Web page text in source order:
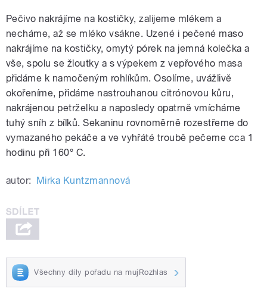
Pečivo nakrájíme na kostičky, zalijeme mlékem a
necháme, až se mléko vsákne. Uzené i pečené maso
nakrájíme na kostičky, omytý pórek na jemná kolečka a
vše, spolu se žloutky a s výpekem z vepřového masa
přidáme k namočeným rohlíkům. Osolíme, uvážlivě
okořeníme, přidáme nastrouhanou citrónovou kůru,
nakrájenou petrželku a naposledy opatrně vmícháme
tuhý sníh z bílků. Sekaninu rovnoměrně rozestřeme do
vymazaného pekáče a ve vyhřáté troubě pečeme cca 1
hodinu při 160° C.
autor: Mirka Kuntzmannová
Všechny díly pořadu na mujRozhlas